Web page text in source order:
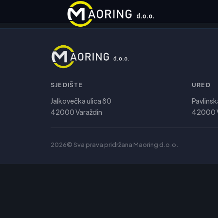
SJEDIŠTE
Jalkovečka ulica 80
42000 Varaždin
URED
42000
2026© Sva prava pridržana Maoring d.o.o.